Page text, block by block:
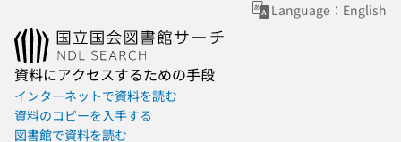
Language：English
資料にアクセスするための手段
インターネットで資料を読む
資料のコピーを入手する
図書館で資料を読む